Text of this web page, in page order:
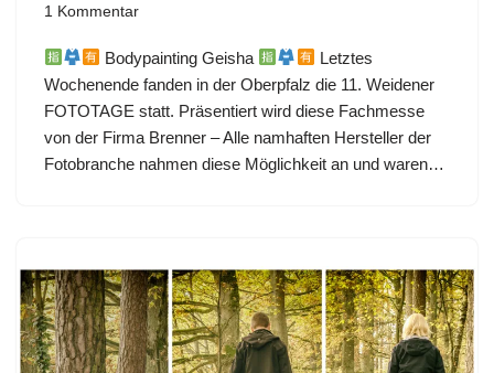
1 Kommentar
Bodypainting Geisha
Letztes
Wochenende fanden in der Oberpfalz die 11. Weidener
FOTOTAGE statt. Präsentiert wird diese Fachmesse
von der Firma Brenner – Alle namhaften Hersteller der
Fotobranche nahmen diese Möglichkeit an und waren…